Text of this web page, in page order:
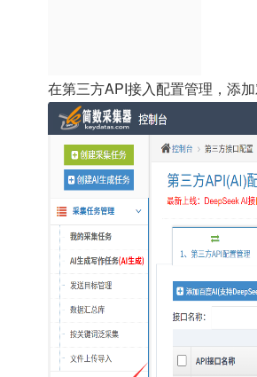
在第三方API接入配置管理，添